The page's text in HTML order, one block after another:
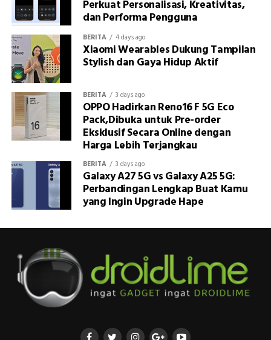
Perkuat Personalisasi, Kreativitas,
dan Performa Pengguna
BERITA 4 days ago
Xiaomi Wearables Dukung Tampilan
Stylish dan Gaya Hidup Aktif
BERITA 3 days ago
OPPO Hadirkan Reno16 F 5G Eco
Pack,Dibuka untuk Pre-order
Eksklusif Secara Online dengan
Harga Lebih Terjangkau
BERITA 3 days ago
Galaxy A27 5G vs Galaxy A25 5G:
Perbandingan Lengkap Buat Kamu
yang Ingin Upgrade Hape